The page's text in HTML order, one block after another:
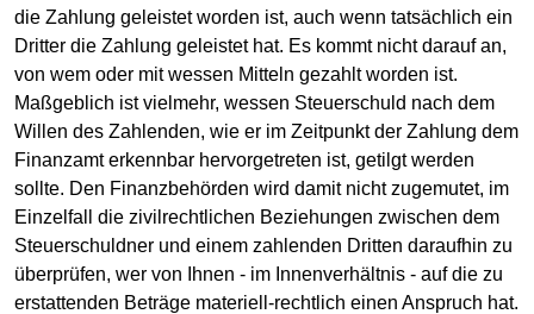
die Zahlung geleistet worden ist, auch wenn tatsächlich ein
Dritter die Zahlung geleistet hat. Es kommt nicht darauf an,
von wem oder mit wessen Mitteln gezahlt worden ist.
Maßgeblich ist vielmehr, wessen Steuerschuld nach dem
Willen des Zahlenden, wie er im Zeitpunkt der Zahlung dem
Finanzamt erkennbar hervorgetreten ist, getilgt werden
sollte. Den Finanzbehörden wird damit nicht zugemutet, im
Einzelfall die zivilrechtlichen Beziehungen zwischen dem
Steuerschuldner und einem zahlenden Dritten daraufhin zu
überprüfen, wer von Ihnen - im Innenverhältnis - auf die zu
erstattenden Beträge materiell-rechtlich einen Anspruch hat.